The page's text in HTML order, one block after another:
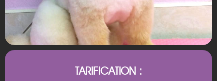
TARIFICATION :